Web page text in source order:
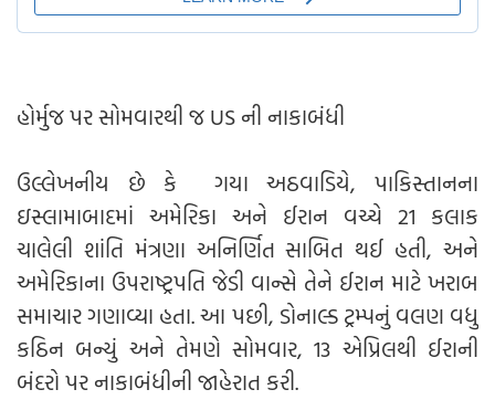
હોર્મુજ પર સોમવારથી જ US ની નાકાબંધી
ઉલ્લેખનીય છે કે ગયા અઠવાડિયે, પાકિસ્તાનના
ઇસ્લામાબાદમાં અમેરિકા અને ઈરાન વચ્ચે 21 કલાક
ચાલેલી શાંતિ મંત્રણા અનિર્ણિત સાબિત થઈ હતી, અને
અમેરિકાના ઉપરાષ્ટ્રપતિ જેડી વાન્સે તેને ઈરાન માટે ખરાબ
સમાચાર ગણાવ્યા હતા. આ પછી, ડોનાલ્ડ ટ્રમ્પનું વલણ વધુ
કઠિન બન્યું અને તેમણે સોમવાર, 13 એપ્રિલથી ઈરાની
બંદરો પર નાકાબંધીની જાહેરાત કરી.